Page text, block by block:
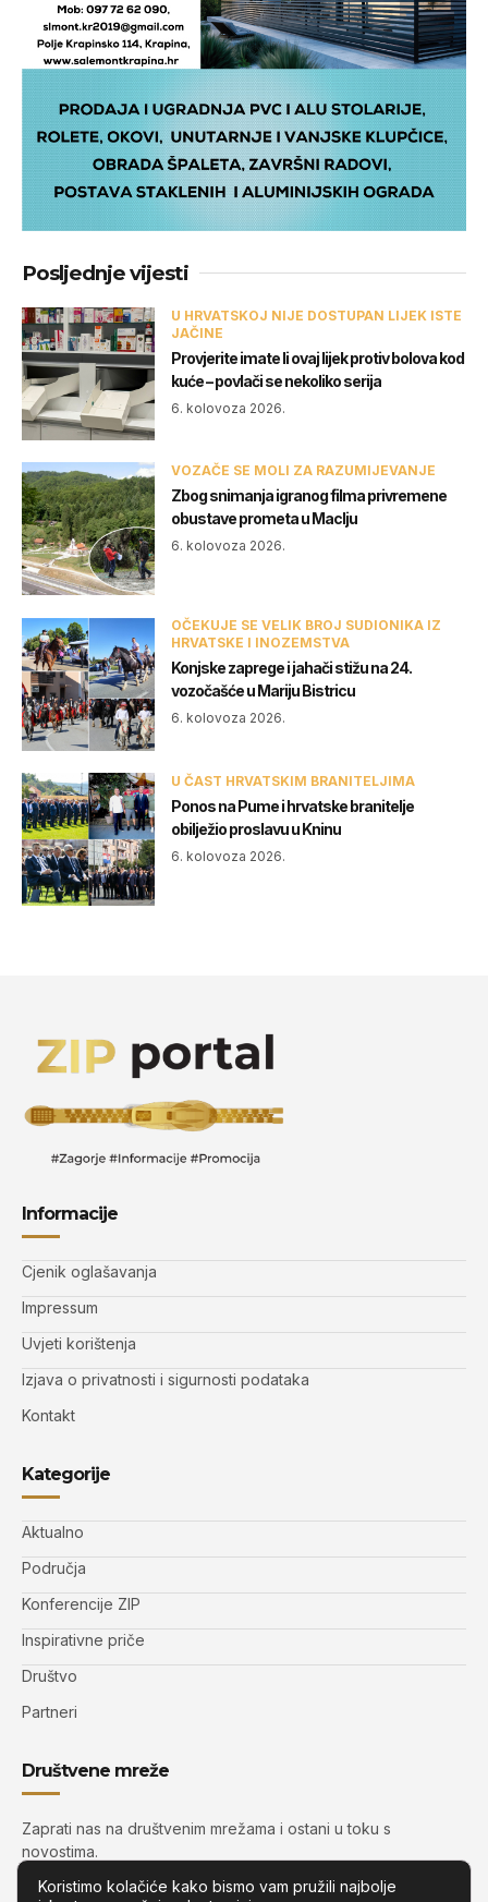
Posljednje vijesti
U HRVATSKOJ NIJE DOSTUPAN LIJEK ISTE
JAČINE
Provjerite imate li ovaj lijek protiv bolova kod
kuće – povlači se nekoliko serija
6. kolovoza 2026.
VOZAČE SE MOLI ZA RAZUMIJEVANJE
Zbog snimanja igranog filma privremene
obustave prometa u Maclju
6. kolovoza 2026.
OČEKUJE SE VELIK BROJ SUDIONIKA IZ
HRVATSKE I INOZEMSTVA
Konjske zaprege i jahači stižu na 24.
vozočašće u Mariju Bistricu
6. kolovoza 2026.
U ČAST HRVATSKIM BRANITELJIMA
Ponos na Pume i hrvatske branitelje
obilježio proslavu u Kninu
6. kolovoza 2026.
Informacije
Cjenik oglašavanja
Impressum
Uvjeti korištenja
Izjava o privatnosti i sigurnosti podataka
Kontakt
Kategorije
Aktualno
Područja
Konferencije ZIP
Inspirativne priče
Društvo
Partneri
Društvene mreže
Zaprati nas na društvenim mrežama i ostani u toku s
novostima.
Koristimo kolačiće kako bismo vam pružili najbolje